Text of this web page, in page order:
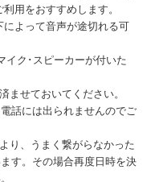
用をおすすめします。
よって音声が途切れる可
イク･スピーカーが付いた
ませておいてください。
話には出られませんのでご
り、うまく繋がらなかった
す。その場合再度日時を決